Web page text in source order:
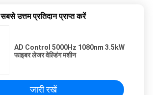
सबसे उत्तम प्रतिदान प्राप्त करें
AD Control 5000Hz 1080nm 3.5kW
फाइबर लेजर वेल्डिंग मशीन
जारी रखें